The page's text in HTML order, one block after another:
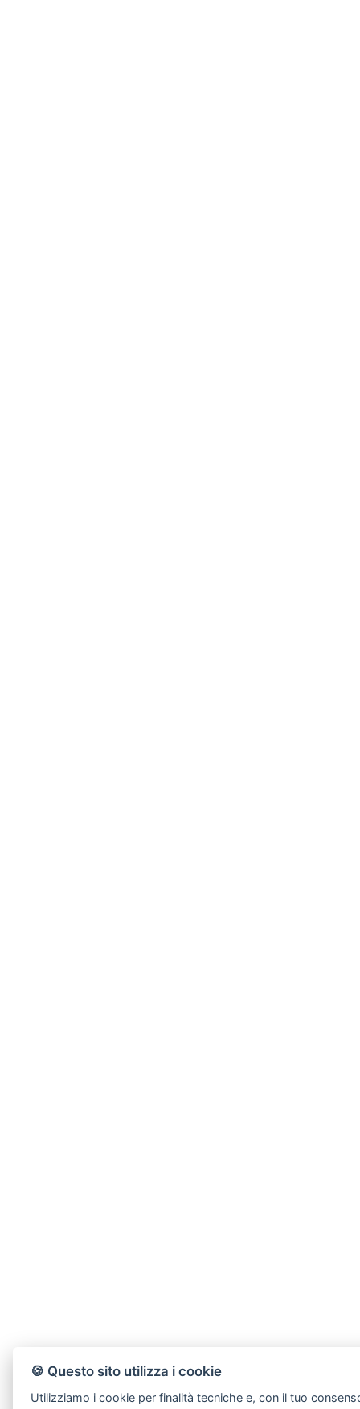
🍪 Questo sito utilizza i cookie
Utilizziamo i cookie per finalità tecniche e, con il tuo